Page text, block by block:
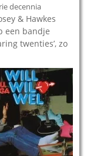
decennia
& Hawkes
een bandje
twenties’, zo